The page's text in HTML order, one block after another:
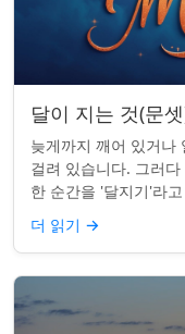
달이 지는 것(문
늦게까지 깨어 있거나
걸려 있습니다. 그러
한 순간을 '달지기'라
람들은 놓치곤 합니다.
더 읽기 →